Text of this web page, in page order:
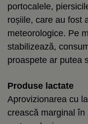
portocalele,
roșiile, care au fost
meteorologice. Pe
stabilizează,
proaspete ar putea
Produse lactate
Aprovizionarea cu
crească marginal în